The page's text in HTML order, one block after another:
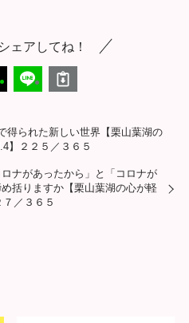
ェアしてね！
得られた新しい世界【栗山葉湖の
】２２５／３６５
ナがあったから」と「コロナが
括りますか【栗山葉湖の心が軽
／３６５